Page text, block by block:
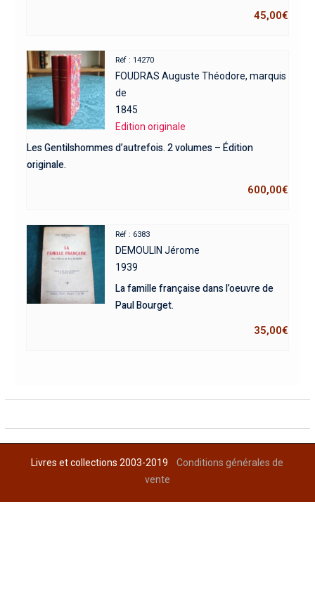
45,00€
Réf : 14270
FOUDRAS Auguste Théodore, marquis
de
1845
Edition originale
Les Gentilshommes d’autrefois. 2 volumes – Édition
originale.
600,00€
Réf : 6383
DEMOULIN Jérome
1939
La famille française dans l’oeuvre de
Paul Bourget.
35,00€
Livres et collections 2003-2019Conditions générales de
vente